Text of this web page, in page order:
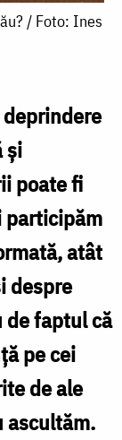
/ Foto: Ines
şi
poate fi
participăm
atât
despre
de faptul că
pe cei
de ale
ascultăm.